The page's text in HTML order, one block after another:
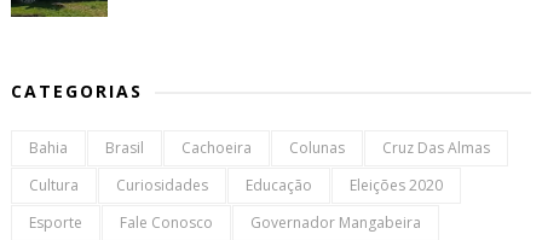
CATEGORIAS
Bahia Brasil Cachoeira Colunas
Cruz Das Almas
Cultura
Curiosidades Educação
Eleições 2020
Esporte
Fale Conosco
Governador Mangabeira